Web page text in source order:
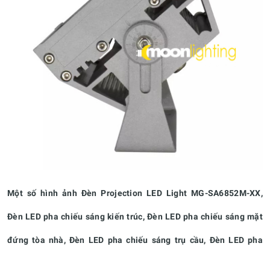
Một số hình ảnh Đèn Projection LED Light MG-SA6852M-XX,
Đèn LED pha chiếu sáng kiến trúc, Đèn LED pha chiếu sáng mặt
đứng tòa nhà, Đèn LED pha chiếu sáng trụ cầu, Đèn LED pha